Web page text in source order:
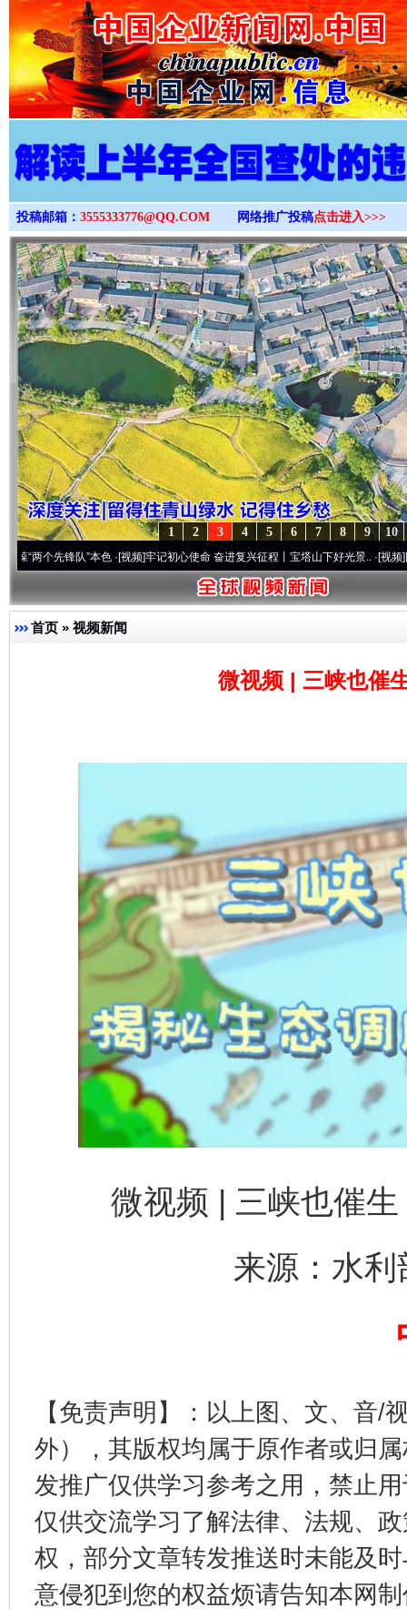
>
投稿邮箱： 3555333776@QQ.COM 网络推广投稿点击进入>>>
10
9
8
7
6
5
4
3
2
1
锋队”本色·[视频]牢记初心使命 奋进复兴征程丨宝塔山下好光景..·[视频]因党而生
首页 » 视频新闻
微视频 | 三峡也催
微视频 | 三峡也催生
来源：水
【免责声明】：以上图、文、音/
外），其版权均属于原作者或归
发推广仅供学习参考之用，禁止
仅供交流学习了解法律、法规、
权，部分文章转发推送时未能及
意侵犯到您的权益烦请告知本网
东山县通报“牛蛙产品抗生素超标问题” 法